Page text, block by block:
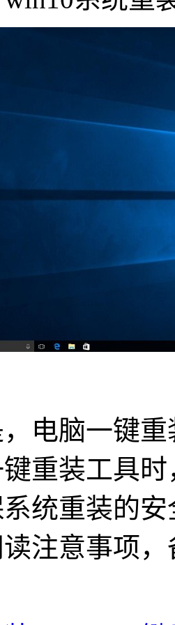
电脑一键重
重装工具
统重装的
注意事项